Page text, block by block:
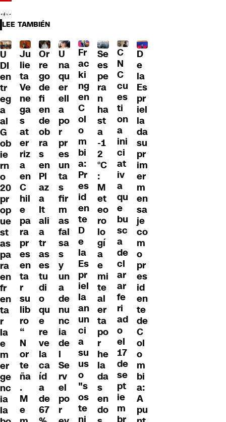
LEE TAMBIÉN
U
DI
en
tr
eg
a
al
G
ob
ie
rn
o
20
pr
op
ue
st
as
pa
ra
en
fr
en
ta
r
la
e
m
er
ge
nc
ia
la
Ju
lie
ta
Ve
ne
ga
s
at
er
riz
a
en
C
hil
e
pa
ra
pr
es
en
ta
r
su
lib
ro
“
N
or
te
ña
.
M
e
Or
re
go
de
fi
en
de
ob
ra
s
en
Pl
az
a
It
ali
a
tr
as
es
tu
di
o
qu
e
re
ve
la
ca
íd
a
de
67
U
na
qu
er
ell
a
po
r
pr
es
un
ta
s
fir
m
as
fal
sa
s
y
un
a
de
nu
nc
ia
de
l
Se
rv
el
po
r
Fr
ac
ki
ng
en
C
ol
o
m
bi
a:
Pr
es
id
en
te
D
e
la
Es
pr
iel
la
an
un
ci
a
su
us
o
"s
os
te
Se
es
pe
ra
n
ha
st
a
-1
2
°C
:
M
et
eo
ro
lo
gí
a
e
mi
te
al
er
ta
po
r
he
la
da
s
en
do
C
N
C
cu
es
ti
on
a
ini
ci
at
iv
a
qu
e
bu
sc
a
de
cl
ar
ar
fe
ri
ad
o
el
17
de
se
pt
ie
m
D
e
la
Es
pr
iel
la
da
su
pr
im
er
m
en
sa
je
co
m
o
pr
es
id
en
te
de
C
ol
o
m
bi
a:
A
pu